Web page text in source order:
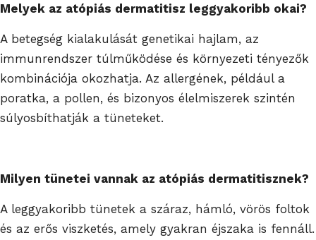
Melyek az atópiás dermatitisz leggyakoribb okai?
A betegség kialakulását genetikai hajlam, az
immunrendszer túlműködése és környezeti tényezők
kombinációja okozhatja. Az allergének, például a
poratka, a pollen, és bizonyos élelmiszerek szintén
súlyosbíthatják a tüneteket.
Milyen tünetei vannak az atópiás dermatitisznek?
A leggyakoribb tünetek a száraz, hámló, vörös foltok
és az erős viszketés, amely gyakran éjszaka is fennáll.